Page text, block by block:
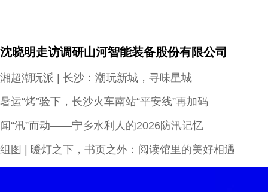
沈晓明走访调研山河智能装备股份有限公司
湘超潮玩派 | 长沙：潮玩新城，寻味星城
暑运“烤”验下，长沙火车南站“平安线”再加码
闻“汛”而动——宁乡水利人的2026防汛记忆
组图 | 暖灯之下，书页之外：阅读馆里的美好相遇